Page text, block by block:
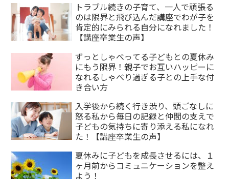
トラブル続きの子育て、一人で頑張る
のは限界と飛び込んだ講座でわが子を
肯定的にみられる自分になれました！
【講座卒業生の声】
ずっとしゃべってる子どもとの夏休み
にもう限界！親子でお互いハッピーに
なれるしゃべり過ぎる子との上手な付
き合い方
入学後から続く行き渋り、頭ごなしに
怒る私から毎日の記録と仲間の支えで
子どもの気持ちに寄り添える私になれ
た！【講座卒業生の声】
夏休みに子どもを成長させるには、１
ヶ月前からコミュニケーションを整え
よう！